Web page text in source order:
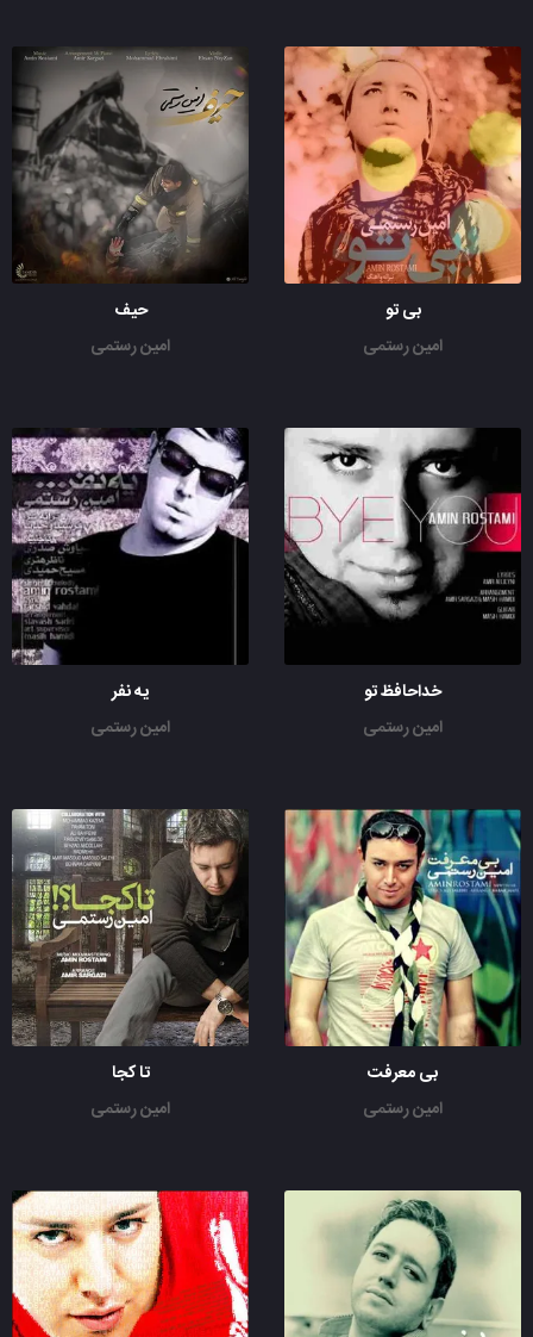
بی تو
امین رستمی
حیف
امین رستمی
خداحافظ تو
امین رستمی
یه نفر
امین رستمی
بی معرفت
امین رستمی
تا کجا
امین رستمی